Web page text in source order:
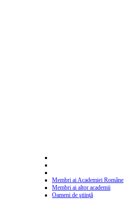
Membri ai Academiei Române
Membri ai altor academii
Oameni de ştiinţă